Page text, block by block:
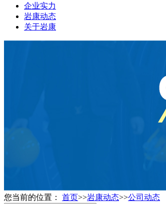
企业实力
岩康动态
关于岩康
您当前的位置： 首页>>岩康动态>>公司动态